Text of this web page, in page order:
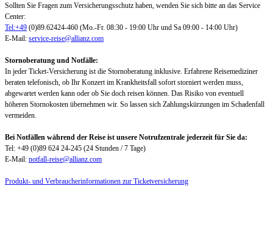
Sollten Sie Fragen zum Versicherungsschutz haben, wenden Sie sich bitte an das Service
Center:
Tel:+49 (0)89.62424-460 (Mo.-Fr. 08:30 - 19:00 Uhr und Sa 09:00 - 14:00 Uhr)
E-Mail: service-reise@allianz.com
Stornoberatung und Notfälle:
In jeder Ticket-Versicherung ist die Stornoberatung inklusive. Erfahrene Reisemediziner
beraten telefonisch, ob Ihr Konzert im Krankheitsfall sofort storniert werden muss,
abgewartet werden kann oder ob Sie doch reisen können. Das Risiko von eventuell
höheren Stornokosten übernehmen wir. So lassen sich Zahlungskürzungen im Schadenfall
vermeiden.
Bei Notfällen während der Reise ist unsere Notrufzentrale jederzeit für Sie da:
Tel: +49 (0)89 624 24-245 (24 Stunden / 7 Tage)
E-Mail: notfall-reise@allianz.com
Produkt- und Verbraucherinformationen zur Ticketversicherung